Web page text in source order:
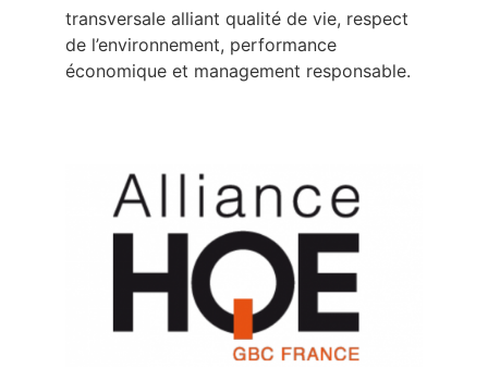
transversale alliant qualité de vie, respect
de l’environnement, performance
économique et management responsable.